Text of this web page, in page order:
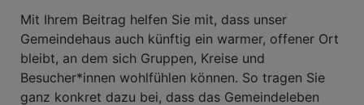
Mit Ihrem Beitrag helfen Sie mit, dass unser
Gemeindehaus auch künftig ein warmer, offener Ort
bleibt, an dem sich Gruppen, Kreise und
Besucher*innen wohlfühlen können. So tragen Sie
ganz konkret dazu bei, dass das Gemeindeleben